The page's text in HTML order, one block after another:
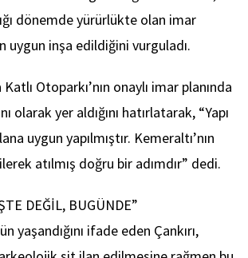
dönemde yürürlükte olan imar
uygun inşa edildiğini vurguladı.
Katlı Otoparkı’nın onaylı imar planında
olarak yer aldığını hatırlatarak, “Yapı
uygun yapılmıştır. Kemeraltı’nın
atılmış doğru bir adımdır” dedi.
DEĞİL, BUGÜNDE”
yaşandığını ifade eden Çankırı,